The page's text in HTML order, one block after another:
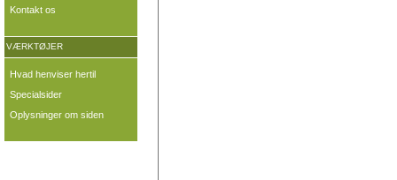
Kontakt os
VÆRKTØJER
Hvad henviser hertil
Specialsider
Oplysninger om siden